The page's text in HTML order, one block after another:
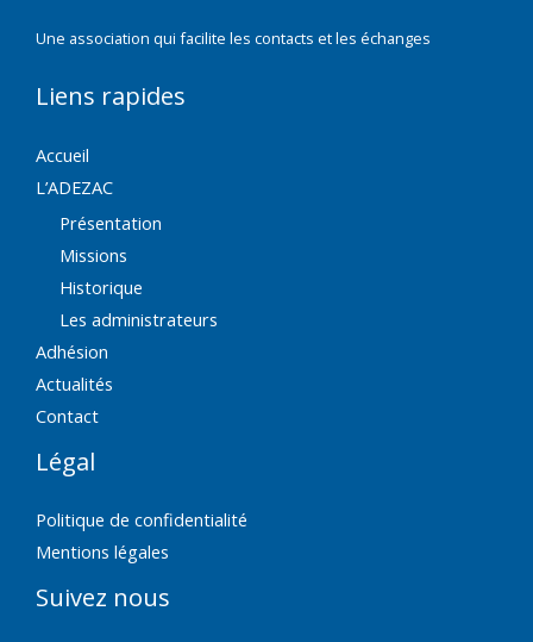
Une association qui facilite les contacts et les échanges
Liens rapides
Accueil
L’ADEZAC
Présentation
Missions
Historique
Les administrateurs
Adhésion
Actualités
Contact
Légal
Politique de confidentialité
Mentions légales
Suivez nous